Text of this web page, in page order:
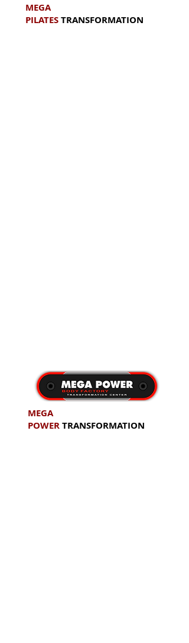
MEGA
PILATESTRANSFORMATION
MEGA
POWERTRANSFORMATION